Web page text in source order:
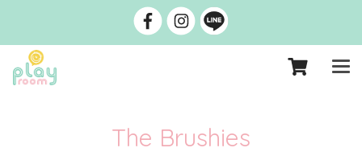
The Brushies